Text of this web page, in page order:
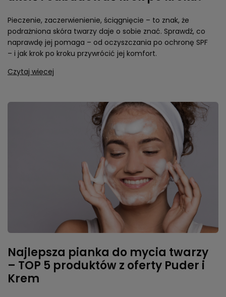
Pieczenie, zaczerwienienie, ściągnięcie – to znak, że
podrażniona skóra twarzy daje o sobie znać. Sprawdź, co
naprawdę jej pomaga – od oczyszczania po ochronę SPF
– i jak krok po kroku przywrócić jej komfort.
Czytaj więcej
Najlepsza pianka do mycia twarzy
– TOP 5 produktów z oferty Puder i
Krem